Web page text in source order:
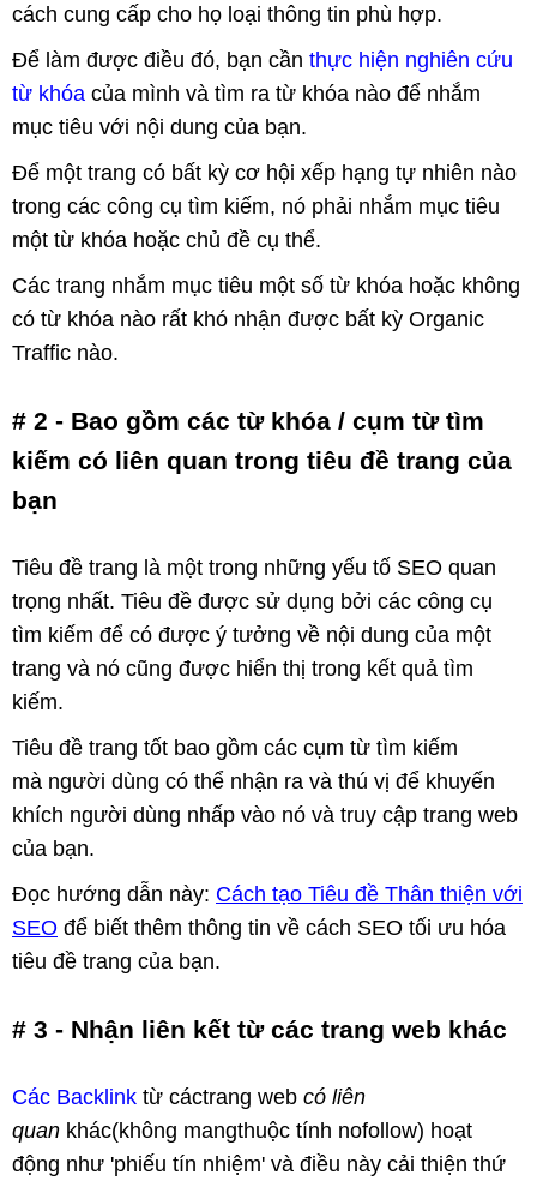
cách cung cấp cho họ loại thông tin phù hợp.
Để làm được điều đó, bạn cần thực hiện nghiên cứu
từ khóa của mình và tìm ra từ khóa nào để nhắm
mục tiêu với nội dung của bạn.
Để một trang có bất kỳ cơ hội xếp hạng tự nhiên nào
trong các công cụ tìm kiếm, nó phải nhắm mục tiêu
một từ khóa hoặc chủ đề cụ thể.
Các trang nhắm mục tiêu một số từ khóa hoặc không
có từ khóa nào rất khó nhận được bất kỳ Organic
Traffic nào.
# 2 - Bao gồm các từ khóa / cụm từ tìm
kiếm có liên quan trong tiêu đề trang của
bạn
Tiêu đề trang là một trong những yếu tố SEO quan
trọng nhất. Tiêu đề được sử dụng bởi các công cụ
tìm kiếm để có được ý tưởng về nội dung của một
trang và nó cũng được hiển thị trong kết quả tìm
kiếm.
Tiêu đề trang tốt bao gồm các cụm từ tìm kiếm
mà người dùng có thể nhận ra và thú vị để khuyến
khích người dùng nhấp vào nó và truy cập trang web
của bạn.
Đọc hướng dẫn này: Cách tạo Tiêu đề Thân thiện với
SEO để biết thêm thông tin về cách SEO tối ưu hóa
tiêu đề trang của bạn.
# 3 - Nhận liên kết từ các trang web khác
Các Backlink từ cáctrang web có liên
quan khác(không mangthuộc tính nofollow) hoạt
động như 'phiếu tín nhiệm' và điều này cải thiện thứ